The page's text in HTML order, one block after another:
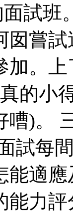
試班
囡嘗
加。
的小
嘈)。
試每
能適
能力